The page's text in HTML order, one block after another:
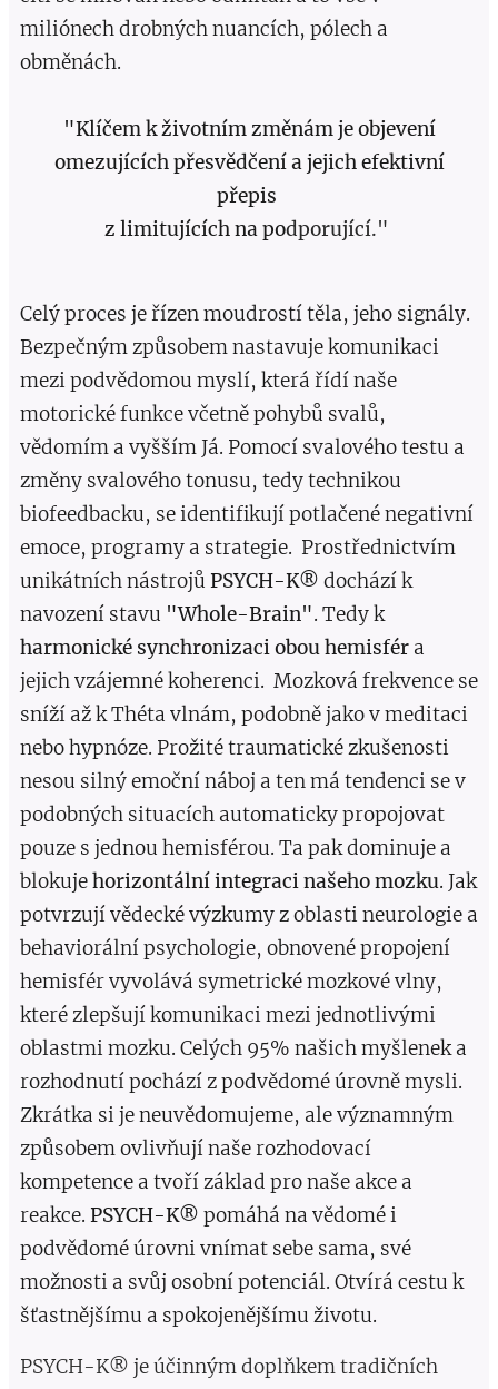
miliónech drobných nuancích, pólech a
obměnách.
"Klíčem k životním změnám je objevení
omezujících přesvědčení a jejich efektivní
přepis
z limitujících na podporující."
Celý proces je řízen moudrostí těla, jeho signály.
Bezpečným způsobem nastavuje komunikaci
mezi podvědomou myslí, která řídí naše
motorické funkce včetně pohybů svalů,
vědomím a vyšším Já. Pomocí svalového testu a
změny svalového tonusu, tedy technikou
biofeedbacku, se identifikují potlačené negativní
emoce, programy a strategie. Prostřednictvím
unikátních nástrojů PSYCH-K® dochází k
navození stavu "Whole-Brain". Tedy k
harmonické synchronizaci obou hemisfér a
jejich vzájemné koherenci. Mozková frekvence se
sníží až k Théta vlnám, podobně jako v meditaci
nebo hypnóze. Prožité traumatické zkušenosti
nesou silný emoční náboj a ten má tendenci se v
podobných situacích automaticky propojovat
pouze s jednou hemisférou. Ta pak dominuje a
blokujehorizontální integraci našeho mozku. Jak
potvrzují vědecké výzkumy z oblasti neurologie a
behaviorální psychologie, obnovené propojení
hemisfér vyvolává symetrické mozkové vlny,
které zlepšují komunikaci mezi jednotlivými
oblastmi mozku. Celých 95% našich myšlenek a
rozhodnutí pochází z podvědomé úrovně mysli.
Zkrátka si je neuvědomujeme, ale významným
způsobem ovlivňují naše rozhodovací
kompetence a tvoří základ pro naše akce a
reakce. PSYCH-K® pomáhá na vědomé i
podvědomé úrovni vnímat sebe sama, své
možnosti a svůj osobní potenciál. Otvírá cestu k
šťastnějšímu a spokojenějšímu životu.
PSYCH-K® je účinným doplňkem tradičních